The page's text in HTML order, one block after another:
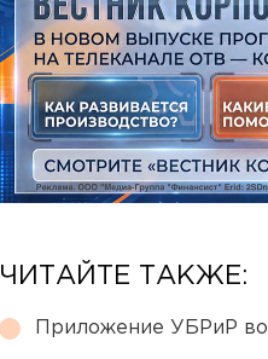
ЧИТАЙТЕ ТАКЖЕ:
Приложение УБРиР